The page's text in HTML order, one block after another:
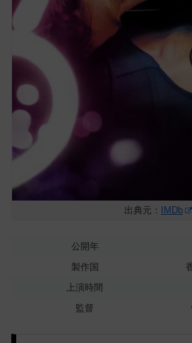
出典元： IMDb
公開年
製作国
上演時間
監督